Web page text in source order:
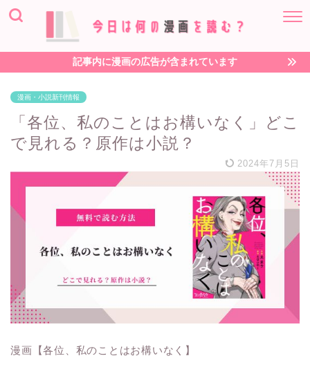
記事内に漫画の広告が含まれています
漫画・小説新刊情報
「各位、私のことはお構いなく」どこ
で見れる？原作は小説？
2024年7月5日
漫画【各位、私のことはお構いなく】